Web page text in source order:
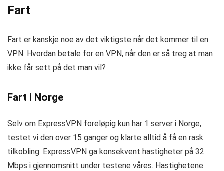
Fart
Fart er kanskje noe av det viktigste når det kommer til en
VPN. Hvordan betale for en VPN, når den er så treg at man
ikke får sett på det man vil?
Fart i Norge
Selv om ExpressVPN foreløpig kun har 1 server i Norge,
testet vi den over 15 ganger og klarte alltid å få en rask
tilkobling. ExpressVPN ga konsekvent hastigheter på 32
Mbps i gjennomsnitt under testene våres. Hastighetene